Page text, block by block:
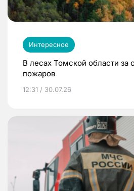
Интересное
В лесах Томской области за
пожаров
12:31 / 30.07.26